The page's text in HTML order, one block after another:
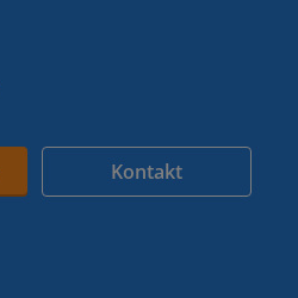
Kontakt